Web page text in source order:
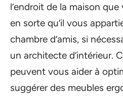
l’endroit de la maison
en sorte qu’il vous
chambre d’amis, si
un architecte d’intérieur.
peuvent vous aider à
suggérer des meubles